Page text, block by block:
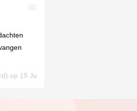
op 19 Jul 2019 om 8:33 (PDT)